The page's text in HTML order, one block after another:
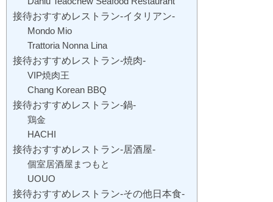
接待おすすめレストラン‐イタリアン‐
Mondo Mio
Trattoria Nonna Lina
接待おすすめレストラン‐焼肉‐
VIP焼肉王
Chang Korean BBQ
接待おすすめレストラン‐鍋‐
鶏金
HACHI
接待おすすめレストラン‐居酒屋‐
個室居酒屋まつもと
UOUO
接待おすすめレストラン‐その他日本食‐